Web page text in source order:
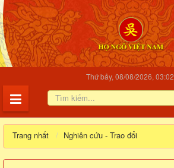
Thứ bảy, 08/08/2026, 03:02
Trang nhất Nghiên cứu - Trao đổi